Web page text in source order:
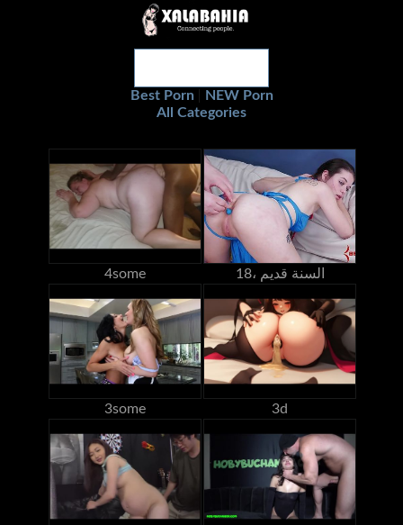
Best Porn
NEW Porn
All Categories
4some 18، السنة قديم
3some 3d